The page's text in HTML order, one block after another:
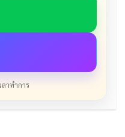
ลาทำการ